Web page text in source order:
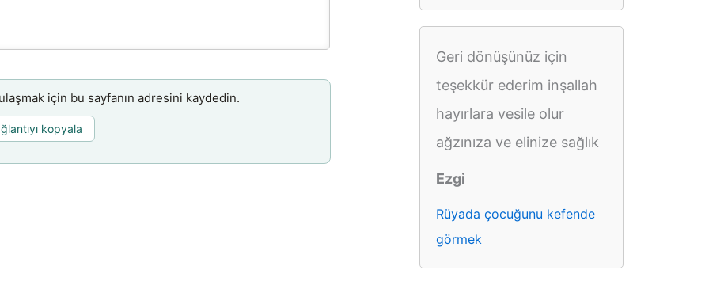
için bu sayfanın adresini kaydedin.
kopyala
Geri dönüşünüz için
teşekkür ederim inşallah
hayırlara vesile olur
ağzınıza ve elinize sağlık
Ezgi
Rüyada çocuğunu kefende
görmek